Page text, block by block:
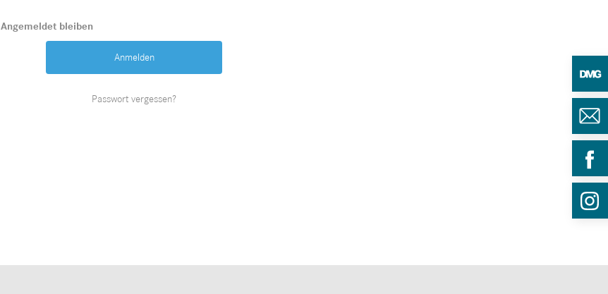
Angemeldet bleiben
Passwort vergessen?